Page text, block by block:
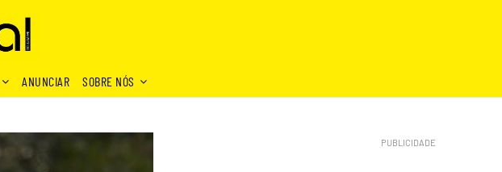
ANUNCIAR SOBRE NÓS